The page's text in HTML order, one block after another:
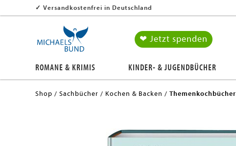
✓ Versandkostenfrei in Deutschland
❤ Jetzt spenden
ROMANE & KRIMIS KINDER- & JUGENDBÜCHER
Shop Sachbücher Kochen & Backen Themenkochbücher